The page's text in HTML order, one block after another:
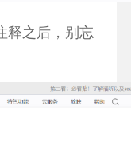
释之后，别忘